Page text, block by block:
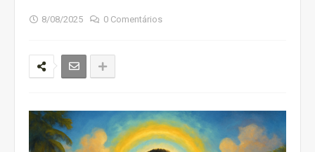
8/08/2025 0 Comentários